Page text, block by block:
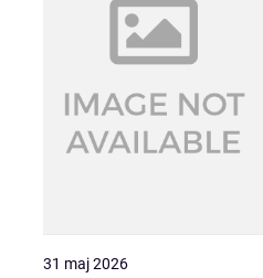
31 maj 2026